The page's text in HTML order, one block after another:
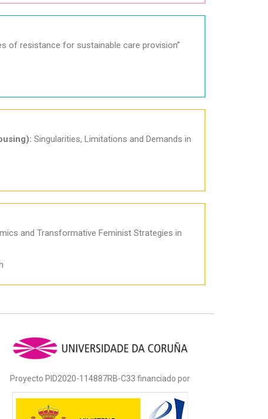
of resistance for sustainable care provision”
Singularities, Limitations and Demands in
and Transformative Feminist Strategies in
Proyecto PID2020-114887RB-C33 financiado por